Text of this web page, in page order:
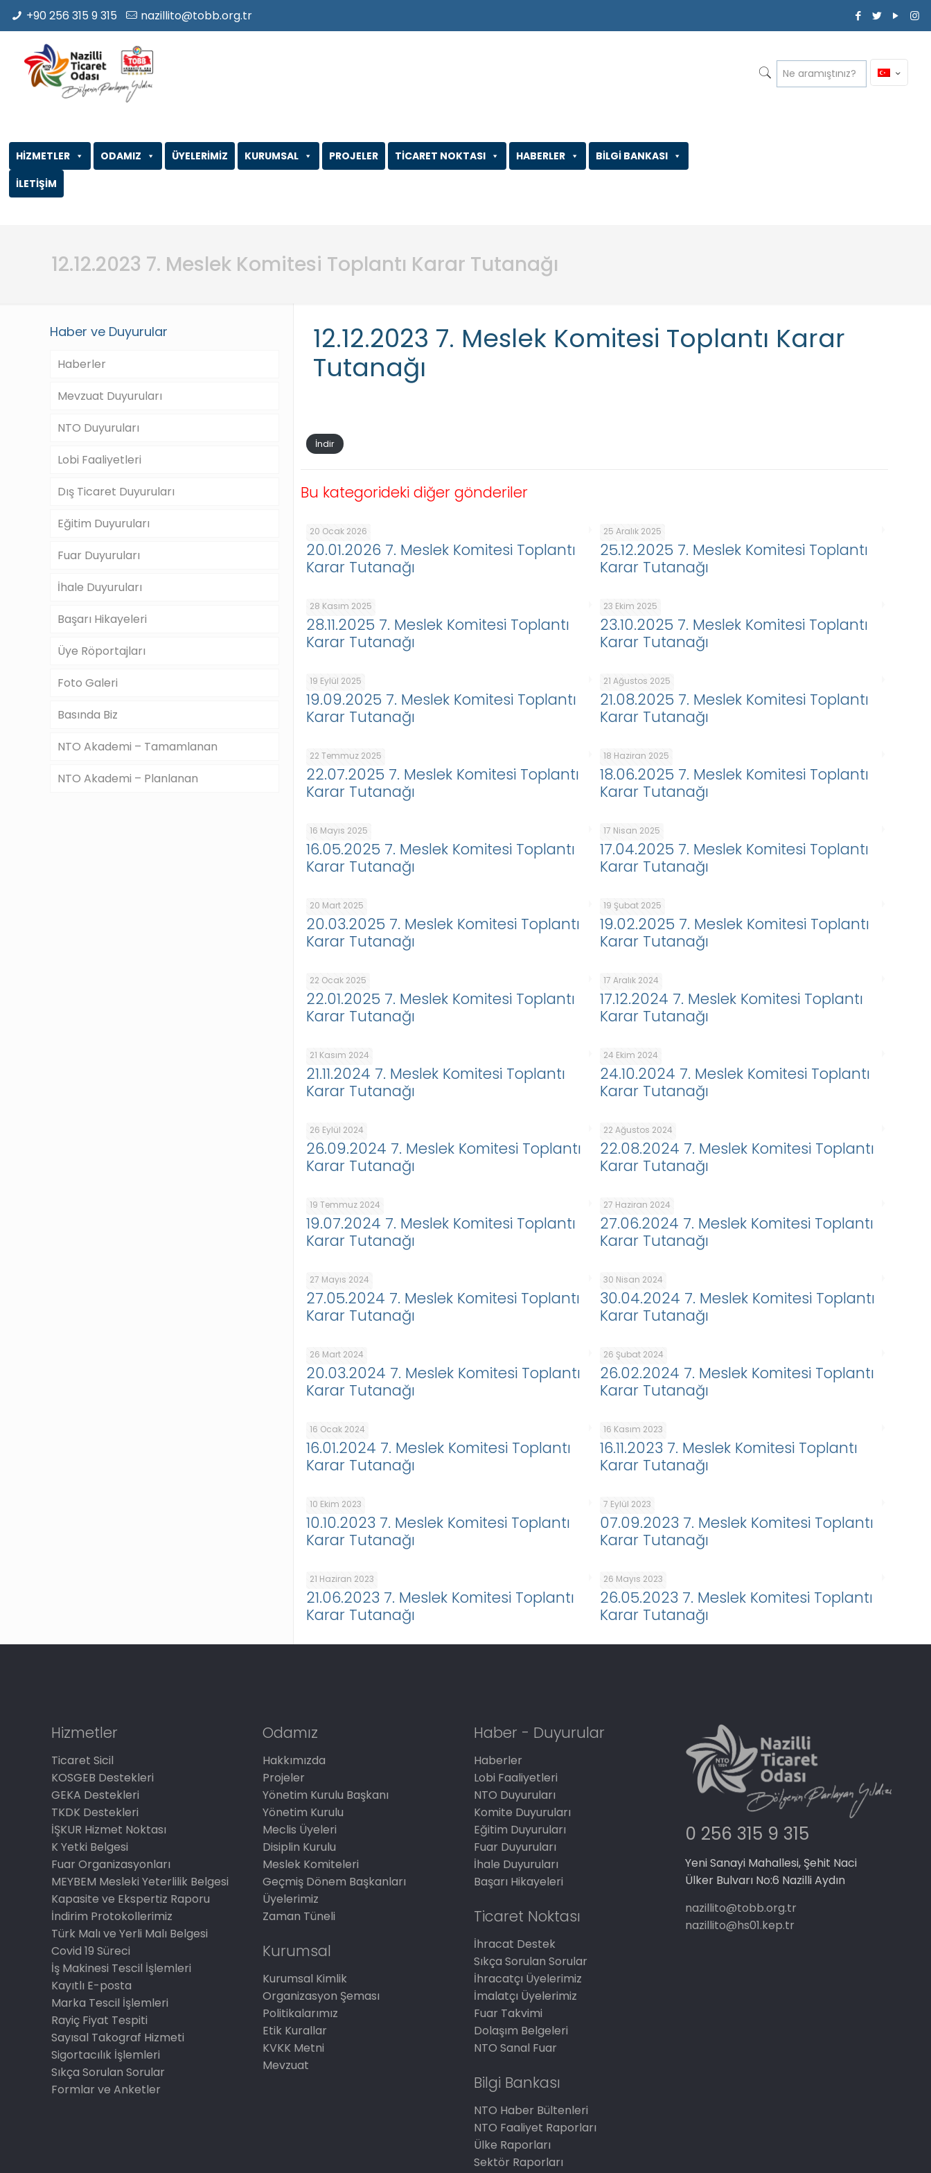
+90 256 315 9 315 nazillito@tobb.org.tr
ODAMIZ
HİZMETLER ÜYELERİMİZ KURUMSAL PROJELER TİCARET NOKTASI HABERLER
BİLGİ BANKASI
İLETİŞİM
12.12.2023 7. Meslek Komitesi Toplantı Karar Tutanağı
12.12.2023 7. Meslek Komitesi Toplantı Karar
Tutanağı
İndir
Bu kategorideki diğer gönderiler
20 Ocak 2026
20.01.2026 7. Meslek Komitesi Toplantı
Karar Tutanağı
25 Aralık 2025
25.12.2025 7. Meslek Komitesi Toplantı
Karar Tutanağı
28 Kasım 2025
28.11.2025 7. Meslek Komitesi Toplantı
Karar Tutanağı
23 Ekim 2025
23.10.2025 7. Meslek Komitesi Toplantı
Karar Tutanağı
19 Eylül 2025
19.09.2025 7. Meslek Komitesi Toplantı
Karar Tutanağı
21 Ağustos 2025
21.08.2025 7. Meslek Komitesi Toplantı
Karar Tutanağı
22 Temmuz 2025
22.07.2025 7. Meslek Komitesi Toplantı
Karar Tutanağı
18 Haziran 2025
18.06.2025 7. Meslek Komitesi Toplantı
Karar Tutanağı
16 Mayıs 2025
16.05.2025 7. Meslek Komitesi Toplantı
Karar Tutanağı
17 Nisan 2025
17.04.2025 7. Meslek Komitesi Toplantı
Karar Tutanağı
20 Mart 2025
20.03.2025 7. Meslek Komitesi Toplantı
Karar Tutanağı
19 Şubat 2025
19.02.2025 7. Meslek Komitesi Toplantı
Karar Tutanağı
22 Ocak 2025
22.01.2025 7. Meslek Komitesi Toplantı
Karar Tutanağı
17 Aralık 2024
17.12.2024 7. Meslek Komitesi Toplantı
Karar Tutanağı
21 Kasım 2024
21.11.2024 7. Meslek Komitesi Toplantı
Karar Tutanağı
24 Ekim 2024
24.10.2024 7. Meslek Komitesi Toplantı
Karar Tutanağı
26 Eylül 2024
26.09.2024 7. Meslek Komitesi Toplantı
Karar Tutanağı
22 Ağustos 2024
22.08.2024 7. Meslek Komitesi Toplantı
Karar Tutanağı
19 Temmuz 2024
19.07.2024 7. Meslek Komitesi Toplantı
Karar Tutanağı
27 Haziran 2024
27.06.2024 7. Meslek Komitesi Toplantı
Karar Tutanağı
27 Mayıs 2024
27.05.2024 7. Meslek Komitesi Toplantı
Karar Tutanağı
30 Nisan 2024
30.04.2024 7. Meslek Komitesi Toplantı
Karar Tutanağı
26 Mart 2024
20.03.2024 7. Meslek Komitesi Toplantı
Karar Tutanağı
26 Şubat 2024
26.02.2024 7. Meslek Komitesi Toplantı
Karar Tutanağı
16 Ocak 2024
16.01.2024 7. Meslek Komitesi Toplantı
Karar Tutanağı
16 Kasım 2023
16.11.2023 7. Meslek Komitesi Toplantı
Karar Tutanağı
10 Ekim 2023
10.10.2023 7. Meslek Komitesi Toplantı
Karar Tutanağı
7 Eylül 2023
07.09.2023 7. Meslek Komitesi Toplantı
Karar Tutanağı
21 Haziran 2023
21.06.2023 7. Meslek Komitesi Toplantı
Karar Tutanağı
26 Mayıs 2023
26.05.2023 7. Meslek Komitesi Toplantı
Karar Tutanağı
Haber ve Duyurular
Haberler
Mevzuat Duyuruları
NTO Duyuruları
Lobi Faaliyetleri
Dış Ticaret Duyuruları
Eğitim Duyuruları
Fuar Duyuruları
İhale Duyuruları
Başarı Hikayeleri
Üye Röportajları
Foto Galeri
Basında Biz
NTO Akademi – Tamamlanan
NTO Akademi – Planlanan
Hizmetler
Ticaret Sicil
KOSGEB Destekleri
GEKA Destekleri
TKDK Destekleri
İŞKUR Hizmet Noktası
K Yetki Belgesi
Fuar Organizasyonları
MEYBEM Mesleki Yeterlilik Belgesi
Kapasite ve Ekspertiz Raporu
İndirim Protokollerimiz
Türk Malı ve Yerli Malı Belgesi
Covid 19 Süreci
İş Makinesi Tescil İşlemleri
Kayıtlı E-posta
Marka Tescil İşlemleri
Rayiç Fiyat Tespiti
Sayısal Takograf Hizmeti
Sigortacılık İşlemleri
Sıkça Sorulan Sorular
Formlar ve Anketler
Odamız
Hakkımızda
Projeler
Yönetim Kurulu Başkanı
Yönetim Kurulu
Meclis Üyeleri
Disiplin Kurulu
Meslek Komiteleri
Geçmiş Dönem Başkanları
Üyelerimiz
Zaman Tüneli
Kurumsal
Kurumsal Kimlik
Organizasyon Şeması
Politikalarımız
Etik Kurallar
KVKK Metni
Mevzuat
Haber - Duyurular
Haberler
Lobi Faaliyetleri
NTO Duyuruları
Komite Duyuruları
Eğitim Duyuruları
Fuar Duyuruları
İhale Duyuruları
Başarı Hikayeleri
Ticaret Noktası
İhracat Destek
Sıkça Sorulan Sorular
İhracatçı Üyelerimiz
İmalatçı Üyelerimiz
Fuar Takvimi
Dolaşım Belgeleri
NTO Sanal Fuar
Bilgi Bankası
NTO Haber Bültenleri
NTO Faaliyet Raporları
Ülke Raporları
Sektör Raporları
0 256 315 9 315
Yeni Sanayi Mahallesi, Şehit Naci
Ülker Bulvarı No:6 Nazilli Aydın
nazillito@tobb.org.tr
nazillito@hs01.kep.tr